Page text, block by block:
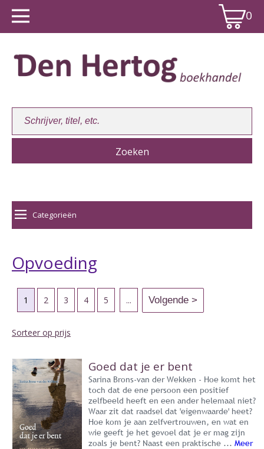
0
Winkelwagen:0
Categorieën
Opvoeding
1 2 3 4 5 ...
Sorteer op prijs
Goed dat je er bent
Sarina Brons-van der Wekken - Hoe komt het
toch dat de ene persoon een positief
zelfbeeld heeft en een ander helemaal niet?
Waar zit dat raadsel dat 'eigenwaarde' heet?
Hoe kom je aan zelfvertrouwen, en wat en
wie geeft je het gevoel dat je er mag zijn
zoals je bent? Naast een praktische ... Meer